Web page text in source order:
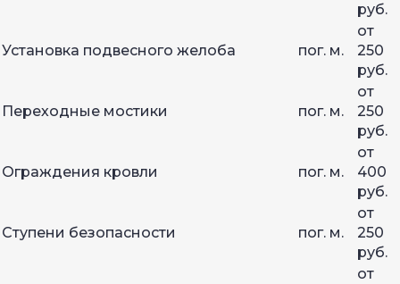
руб.
Установка подвесного желоба пог. м.
от
250
руб.
Переходные мостики пог. м.
от
250
руб.
Ограждения кровли пог. м.
от
400
руб.
Ступени безопасности пог. м.
от
250
руб.
от